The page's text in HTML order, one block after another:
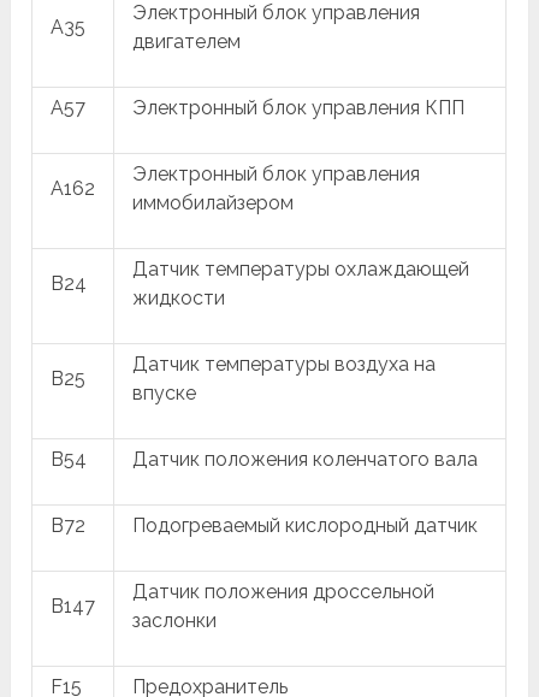
A35
Электронный блок управления
двигателем
A57 Электронный блок управления КПП
A162
Электронный блок управления
иммобилайзером
B24
Датчик температуры охлаждающей
жидкости
B25
Датчик температуры воздуха на
впуске
B54 Датчик положения коленчатого вала
B72 Подогреваемый кислородный датчик
B147
Датчик положения дроссельной
заслонки
F15 Предохранитель